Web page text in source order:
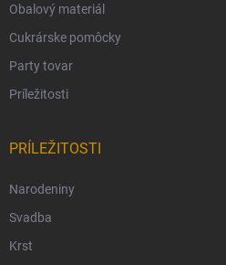
Obalový materiál
Cukrárske pomôcky
Party tovar
Príležitosti
PRÍLEŽITOSTI
Narodeniny
Svadba
Krst